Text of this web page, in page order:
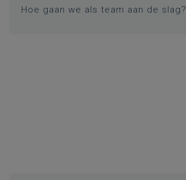
Hoe gaan we als team aan de slag?